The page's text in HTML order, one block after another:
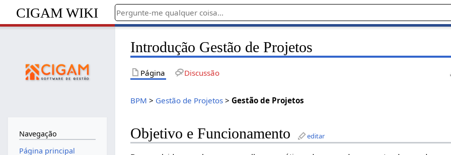
CIGAM WIKI
Introdução Gestão de Projetos
Página Discussão
BPM > Gestão de Projetos >Gestão de Projetos
Objetivo e Funcionamento editar
Navegação
Página principal